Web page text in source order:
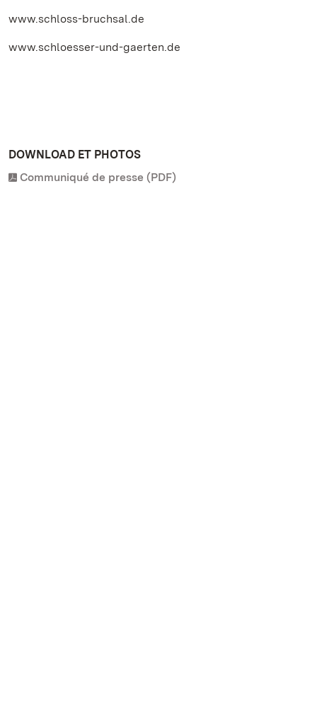
www.schloss-bruchsal.de
www.schloesser-und-gaerten.de
DOWNLOAD ET PHOTOS
Communiqué de presse (PDF)